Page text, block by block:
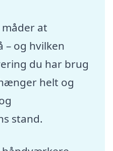
at
– og hvilken
du har brug
helt og
stand.